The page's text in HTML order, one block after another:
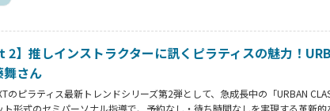
2】推しインストラクターに訊くピラティスの魅力！
舞さん
のピラティス最新トレンドシリーズ第2弾として、急成長中の「URBAN
ト形式のセミパーソナル指導で、予約なし・待ち時間なしを実現する革新